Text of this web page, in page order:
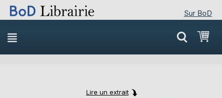
Sur BoD
Skip
to
Content
Lire un extrait